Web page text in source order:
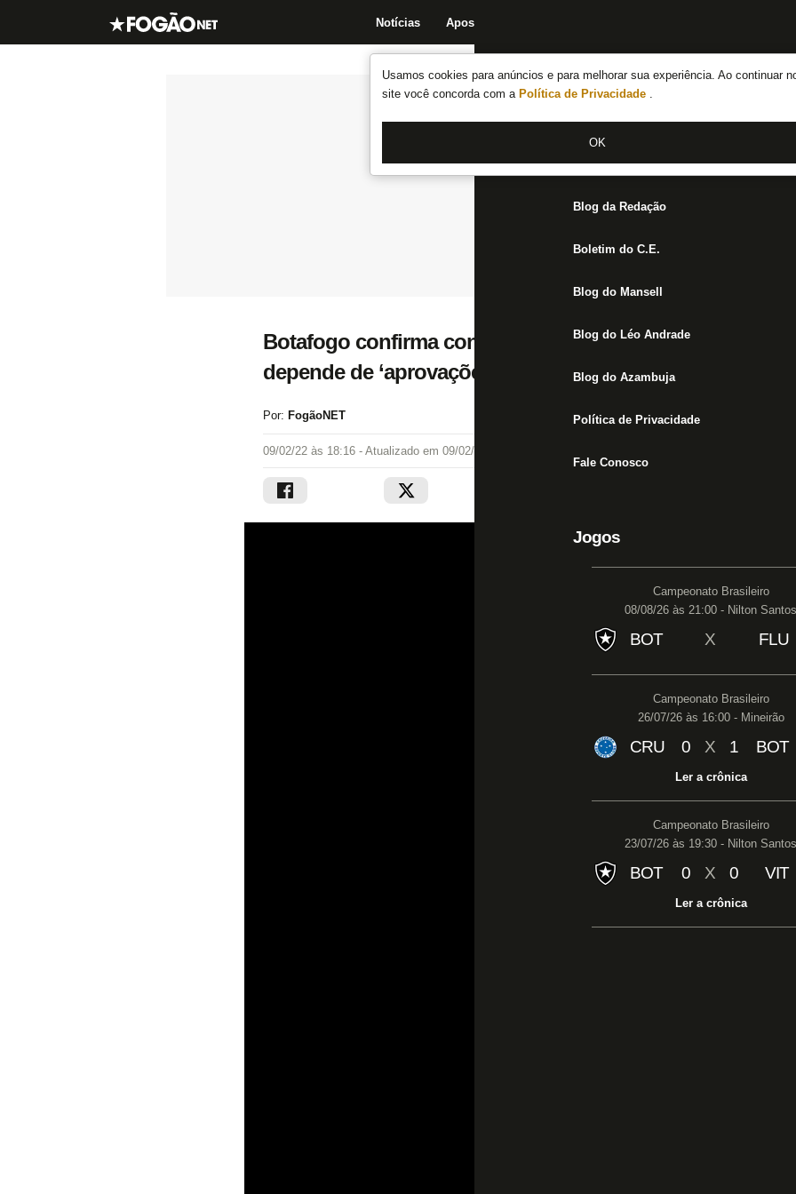
Usamos cookies para anúncios e para melhorar sua experiência. Ao continuar
site você concorda com a Política de Privacidade .
OK
Notícias Apostas
Notícias do Botafogo
Fórum
Jogos
Blog da Redação
Boletim do C.E.
Blog do Mansell
Blog do Léo Andrade
Blog do Azambuja
Política de Privacidade
Fale Conosco
Jogos
Campeonato Brasileiro
08/08/26 às 21:00 - Nilton Santos
BOT X FLU
Campeonato Brasileiro
26/07/26 às 16:00 - Mineirão
CRU 0 X 1 BOT
Ler a crônica
Campeonato Brasileiro
23/07/26 às 19:30 - Nilton Santos
BOT 0 X 0 VIT
Ler a crônica
Botafogo confirma conversas por Tomate, mas diz que
depende de ‘aprovações internas’
Por: FogãoNET
09/02/22 às 18:16 - Atualizado em 09/02/22 às 18:21